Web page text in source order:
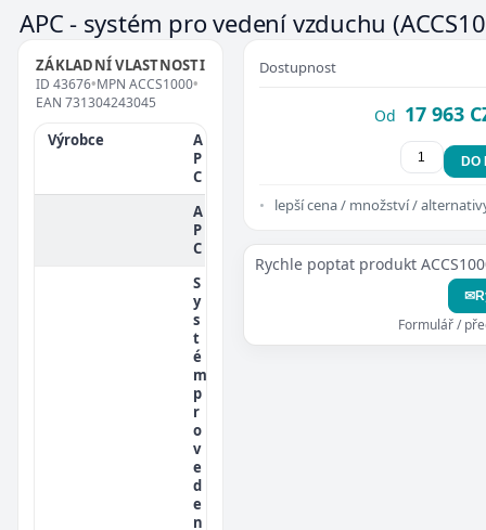
APC - systém pro vedení vzduchu
ZÁKLADNÍ VLASTNOSTI
ID 43676•MPN ACCS1000•
EAN 731304243045
Výrobce
A
P
C
A
P
C
S
y
s
t
é
m
p
r
o
v
e
d
e
n
Dostupnost
Od 17 963
DO
lepší cena / množství /
Rychle poptat produkt
✉
Formulář /